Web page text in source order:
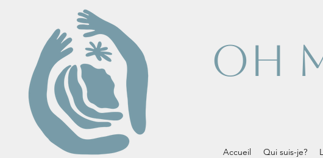
OH
Accueil Qui suis-je?